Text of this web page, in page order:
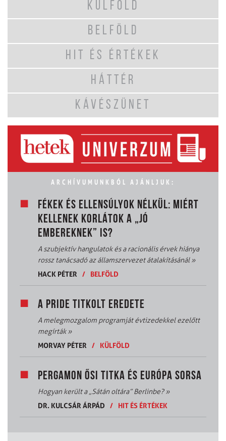
KÜLFÖLD
BELFÖLD
HIT ÉS ÉRTÉKEK
HÁTTÉR
KÁVÉSZÜNET
ARCHÍVUMUNKBÓL AJÁNLJUK:
FÉKEK ÉS ELLENSÚLYOK NÉLKÜL: MIÉRT
KELLENEK KORLÁTOK A „JÓ
EMBEREKNEK” IS?
A szubjektív hangulatok és a racionális érvek hiánya
rossz tanácsadó az államszervezet átalakításánál»
HACK PÉTER
/ BELFÖLD
A PRIDE TITKOLT EREDETE
A melegmozgalom programját évtizedekkel ezelőtt
megírták»
MORVAY PÉTER
/ KÜLFÖLD
PERGAMON ŐSI TITKA ÉS EURÓPA SORSA
Hogyan került a „Sátán oltára” Berlinbe?»
DR. KULCSÁR ÁRPÁD
/ HIT ÉS ÉRTÉKEK